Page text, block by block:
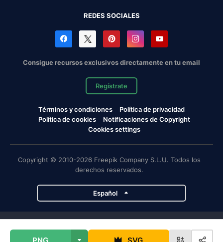
REDES SOCIALES
Consigue recursos exclusivos directamente en tu email
Regístrate
Términos y condiciones
Política de privacidad
Política de cookies
Notificaciones de Copyright
Cookies settings
Copyright © 2010-2026 Freepik Company S.L.U. Todos los
derechos reservados.
Español